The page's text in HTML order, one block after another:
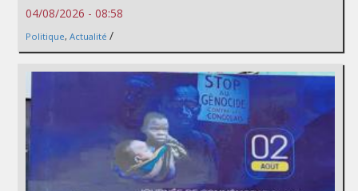
04/08/2026 - 08:58
Politique, Actualité /